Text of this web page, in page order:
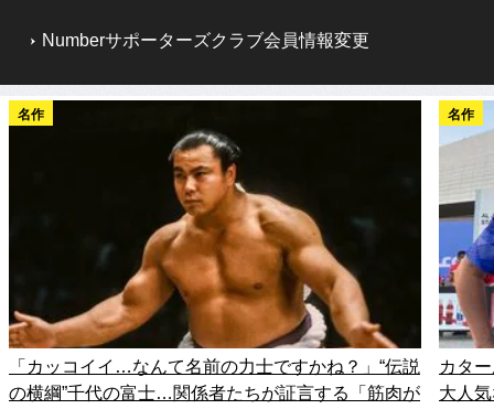
Numberサポーターズクラブ会員情報変更
名作
「カッコイイ…なんて名前の力士ですかね？」“伝説
の横綱”千代の富士…関係者たちが証言する「筋肉が
名作
カタ
大人